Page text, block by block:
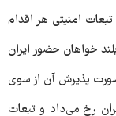
امنیتی هر اقدام
خواهان حضور ایران
صورت پذیرش آن از سوی
رخ می‌داد و تبعات